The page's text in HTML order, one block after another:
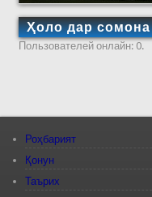
Ҳоло дар сомона
Пользователей онлайн: 0.
Роҳбарият
Қонун
Таърих